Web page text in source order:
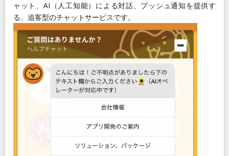
ャット、AI（人工知能）による対話、プッシュ通知を提供す
る、追客型のチャットサービスです。